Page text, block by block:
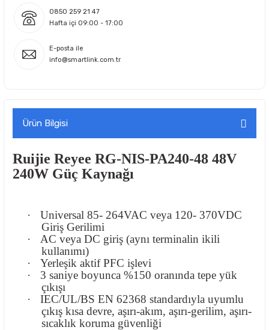
0850 259 21 47
Hafta içi 09:00 - 17:00
E-posta ile
info@smartlink.com.tr
Ürün Bilgisi
Ruijie Reyee RG-NIS-PA240-48 48V
240W Güç Kaynağı
·
Universal 85- 264VAC veya 120- 370VDC
Giriş Gerilimi
·
AC veya DC giriş (aynı terminalin ikili
kullanımı)
·
Yerleşik aktif PFC işlevi
·
3 saniye boyunca %150 oranında tepe yük
çıkışı
·
IEC/UL/BS EN 62368 standardıyla uyumlu
çıkış kısa devre, aşırı-akım, aşırı-gerilim, aşırı-
sıcaklık koruma güvenliği